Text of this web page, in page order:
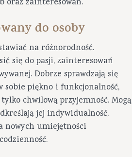
oraz zainteresowań.
do osoby
na różnorodność.
się do pasji, zainteresowań
Dobrze sprawdzają się
sobie piękno i funkcjonalność,
chwilową przyjemność. Mogą
jej indywidualność,
nowych umiejętności